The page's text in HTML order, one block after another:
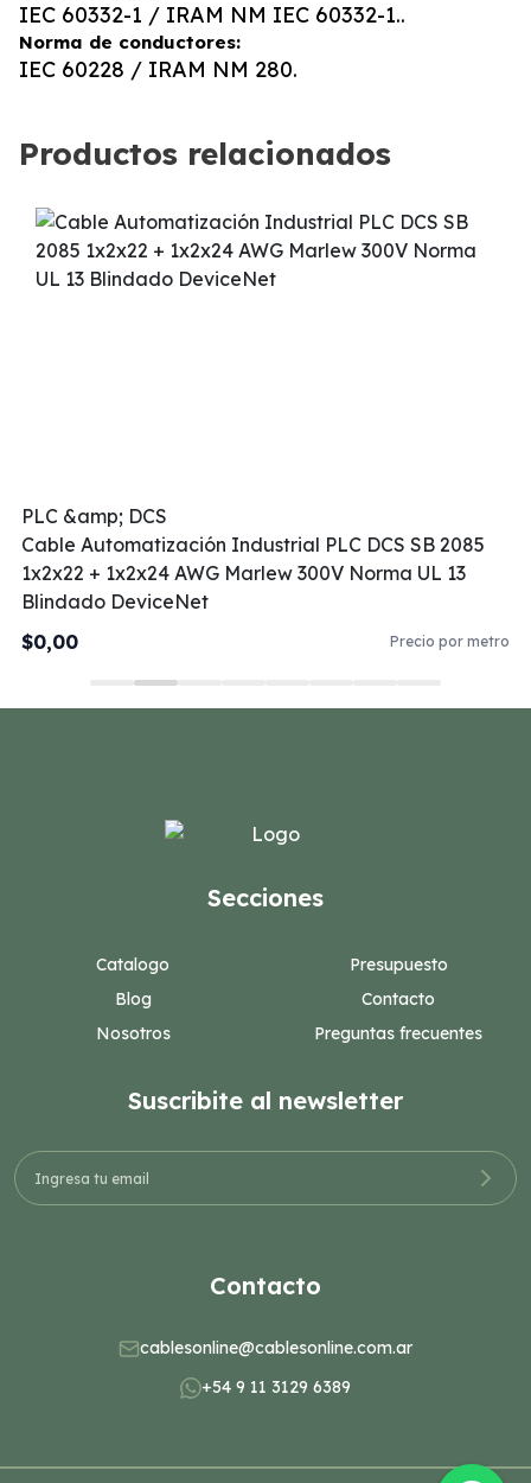
IEC 60332-1 / IRAM NM IEC 60332-1..
Norma de conductores:
IEC 60228 / IRAM NM 280.
Productos relacionados
PLC &amp; DCS
Cable Automatización Industrial PLC DCS SB 2085
1x2x22 + 1x2x24 AWG Marlew 300V Norma UL 13
Blindado DeviceNet
$0,00
Precio por metro
Secciones
Catalogo
Blog
Nosotros
Presupuesto
Contacto
Preguntas frecuentes
Suscribite al newsletter
Contacto
cablesonline@cablesonline.com.ar
+54 9 11 3129 6389